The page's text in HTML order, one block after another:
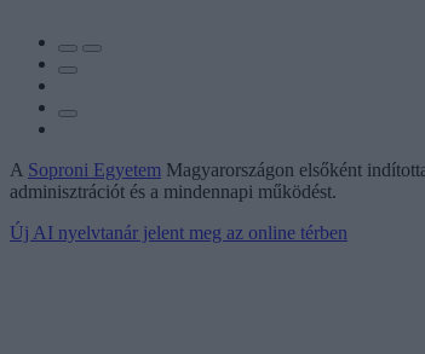
A Soproni Egyetem Magyarországon elsőként
adminisztrációt és a mindennapi működést.
Új AI nyelvtanár jelent meg az online térben